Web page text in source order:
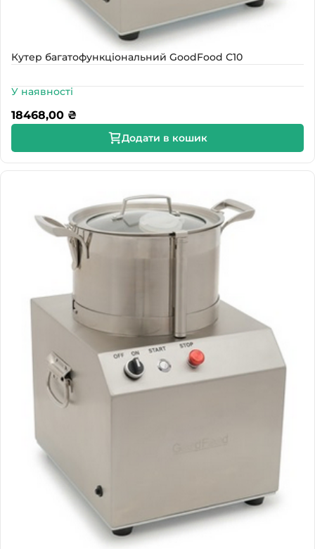
Кутер багатофункціональний GoodFood С10
У наявності
18468,00 ₴
Додати в кошик